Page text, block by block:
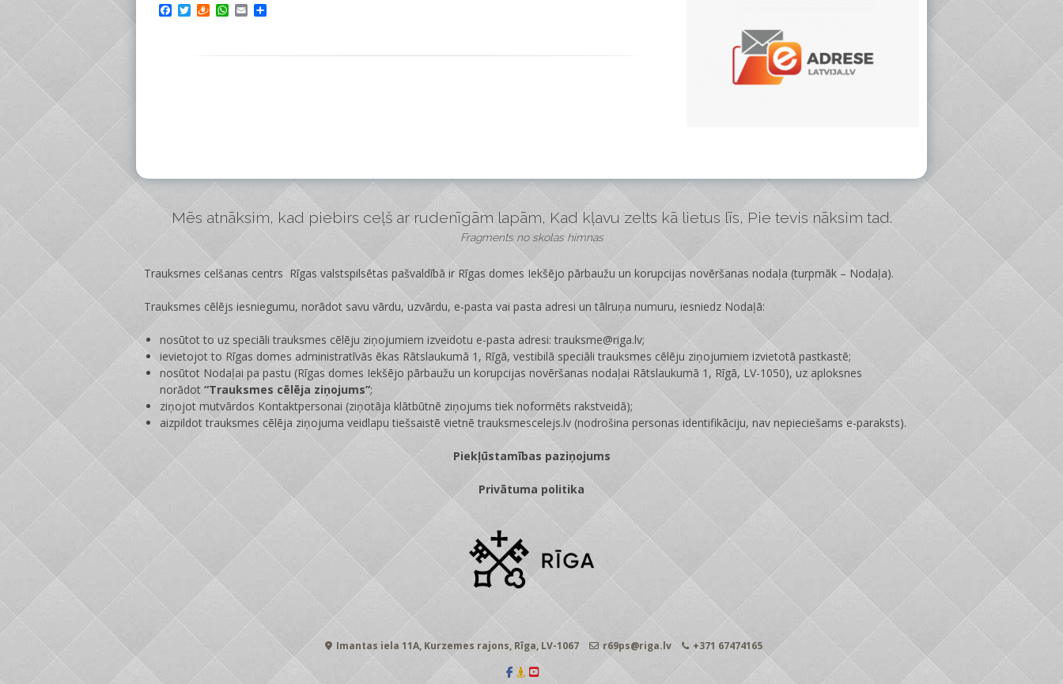
Facebook
TwitterDraugiem
WhatsApp
Email
Mēs atnāksim, kad piebirs ceļš ar rudenīgām lapām, Kad kļavu zelts kā lietus līs, Pie tevis nāksim tad.
Fragments no skolas himnas
Trauksmes celšanas centrs Rīgas valstspilsētas pašvaldībā ir Rīgas domes Iekšējo pārbaužu un korupcijas novēršanas nodaļa (turpmāk – Nodaļa).
Trauksmes cēlējs iesniegumu, norādot savu vārdu, uzvārdu, e-pasta vai pasta adresi un tālruņa numuru, iesniedz Nodaļā:
nosūtot to uz speciāli trauksmes cēlēju ziņojumiem izveidotu e-pasta adresi: trauksme@riga.lv;
ievietojot to Rīgas domes administratīvās ēkas Rātslaukumā 1, Rīgā, vestibilā speciāli trauksmes cēlēju ziņojumiem izvietotā pastkastē;
nosūtot Nodaļai pa pastu (Rīgas domes Iekšējo pārbaužu un korupcijas novēršanas nodaļai Rātslaukumā 1, Rīgā, LV-1050), uz aploksnes
norādot “Trauksmes cēlēja ziņojums”;
ziņojot mutvārdos Kontaktpersonai (ziņotāja klātbūtnē ziņojums tiek noformēts rakstveidā);
aizpildot trauksmes cēlēja ziņojuma veidlapu tiešsaistē vietnē trauksmescelejs.lv (nodrošina personas identifikāciju, nav nepieciešams e-paraksts).
Piekļūstamības paziņojums
Privātuma politika
Imantas iela 11A, Kurzemes rajons, Rīga, LV-1067 r69ps@riga.lv +371 67474165